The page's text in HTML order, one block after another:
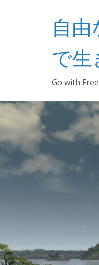
キ
自
で生
Go with